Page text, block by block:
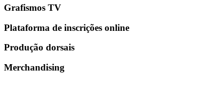
Grafismos TV
Plataforma de inscrições online
Produção dorsais
Merchandising